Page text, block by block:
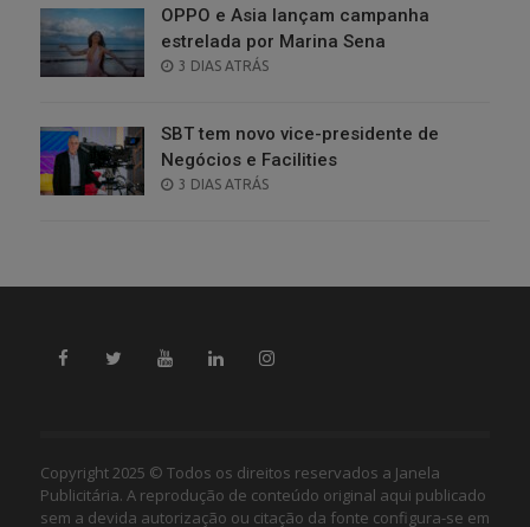
OPPO e Asia lançam campanha
estrelada por Marina Sena
POSTED
3 DIAS ATRÁS
SBT tem novo vice-presidente de
Negócios e Facilities
POSTED
3 DIAS ATRÁS
Copyright 2025 © Todos os direitos reservados a Janela
Publicitária. A reprodução de conteúdo original aqui publicado
sem a devida autorização ou citação da fonte configura-se em